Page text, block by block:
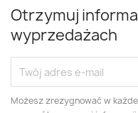
Otrzymuj
wyprzedażach
Możesz zrezygnować w